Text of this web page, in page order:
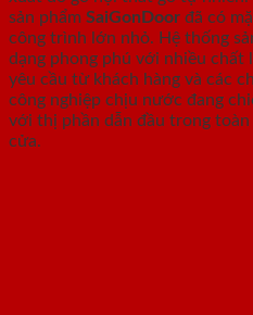
sản phẩm SaiGonDoor đã có
công trình lớn nhỏ. Hệ thống
dạng phong phú với nhiều chất
yêu cầu từ khách hàng và các
công nghiệp chịu nước đang
với thị phần dẫn đầu trong
cửa.